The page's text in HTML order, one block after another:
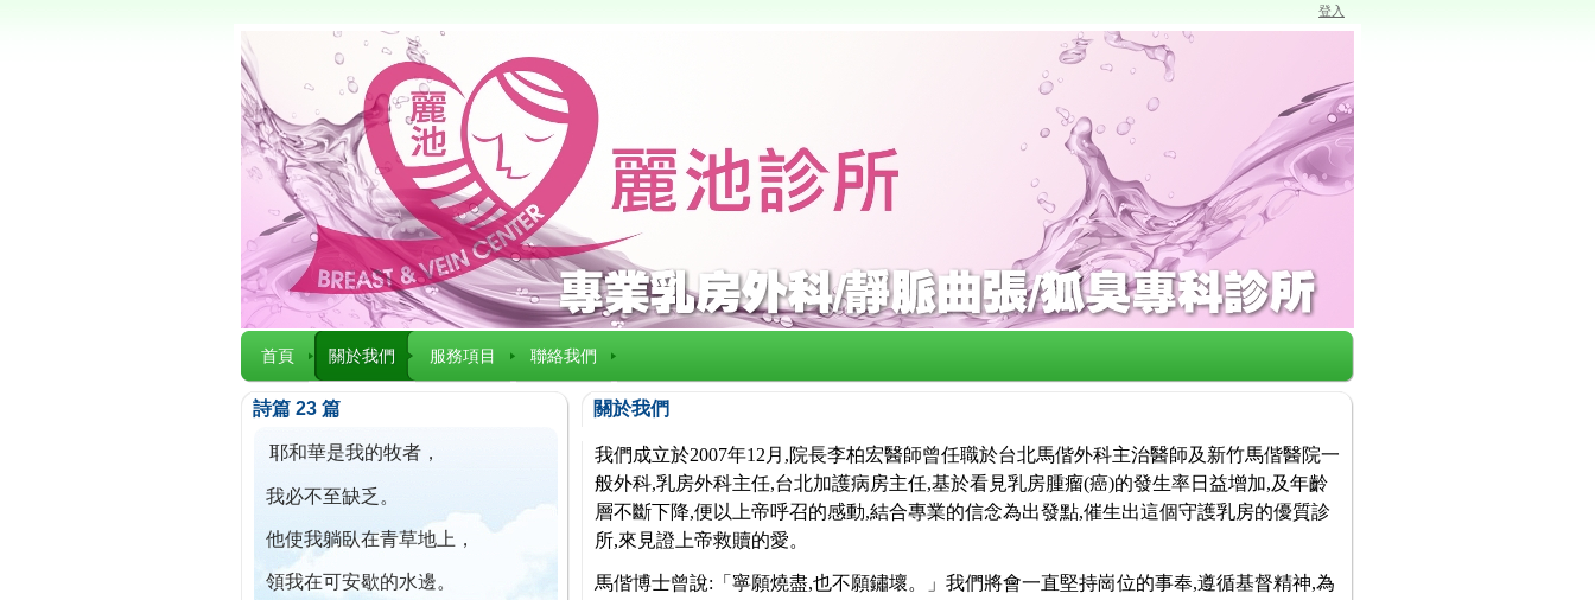
登入
首頁 關於我們 服務項目 聯絡我們
詩篇 23 篇
耶和華是我的牧者，
我必不至缺乏。
他使我躺臥在青草地上，
領我在可安歇的水邊。
關於我們
我們成立於2007年12月,院長李柏宏醫師曾任職於台北馬偕外科主治醫師及新竹馬偕醫院一
般外科,乳房外科主任,台北加護病房主任,基於看見乳房腫瘤(癌)的發生率日益增加,及年齡
層不斷下降,便以上帝呼召的感動,結合專業的信念為出發點,催生出這個守護乳房的優質診
所,來見證上帝救贖的愛。
馬偕博士曾說:「寧願燒盡,也不願鏽壞。」我們將會一直堅持崗位的事奉,遵循基督精神,為